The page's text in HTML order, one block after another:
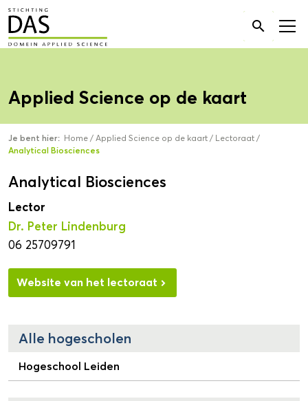
Zoek
naar:

Applied Science op de kaart
Je bent hier: Home / Applied Science op de kaart / Lectoraat /
Analytical Biosciences
Analytical Biosciences
Lector
Dr. Peter Lindenburg
06 25709791
Website van het lectoraat
Alle hogescholen
Hogeschool Leiden